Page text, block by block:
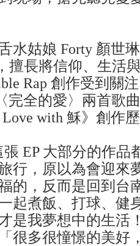
水姑娘 Forty 顏世
擅長將信仰、生活
Rap 創作受到關
完全的愛〉兩首歌
with 穌》創作
EP 大部分的作品
行，原以為會迎來
的，反而是回到台
起煮飯、打球、健
是我夢想中的生活
很多很憧憬的美好